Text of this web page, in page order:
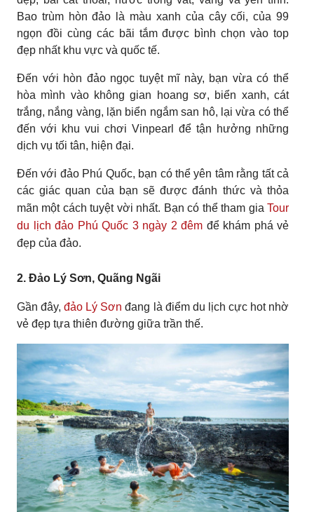
Bao trùm hòn đảo là màu xanh của cây cối, của 99
ngọn đồi cùng các bãi tắm được bình chọn vào top
đẹp nhất khu vực và quốc tế.
Đến với hòn đảo ngọc tuyệt mĩ này, bạn vừa có thể
hòa mình vào không gian hoang sơ, biển xanh, cát
trắng, nắng vàng, lặn biển ngắm san hô, lại vừa có thể
đến với khu vui chơi Vinpearl để tận hưởng những
dịch vụ tối tân, hiện đại.
Đến với đảo Phú Quốc, bạn có thể yên tâm rằng tất cả
các giác quan của bạn sẽ được đánh thức và thỏa
mãn một cách tuyệt vời nhất. Bạn có thể tham gia Tour
du lịch đảo Phú Quốc 3 ngày 2 đêm để khám phá vẻ
đẹp của đảo.
2. Đảo Lý Sơn, Quãng Ngãi
Gần đây,đảo Lý Sơn đang là điểm du lịch cực hot nhờ
vẻ đẹp tựa thiên đường giữa trần thế.